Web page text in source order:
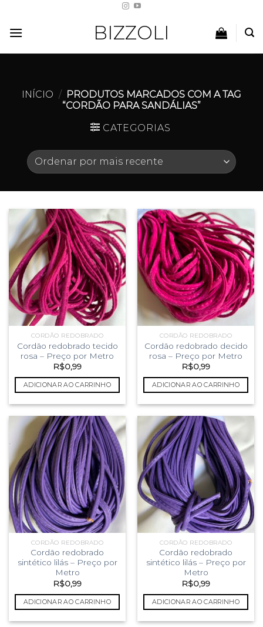
content
BIZZOLI
INÍCIO / PRODUTOS MARCADOS COM A TAG
“CORDÃO PARA SANDÁLIAS”
CATEGORIAS
CORDÃO REDOBRADO
Cordão redobrado tecido
rosa – Preço por Metro
R$0,99
ADICIONAR AO CARRINHO
CORDÃO REDOBRADO
Cordão redobrado decido
rosa – Preço por Metro
R$0,99
ADICIONAR AO CARRINHO
CORDÃO REDOBRADO
Cordão redobrado
sintético lilás – Preço por
Metro
R$0,99
ADICIONAR AO CARRINHO
CORDÃO REDOBRADO
Cordão redobrado
sintético lilás – Preço por
Metro
R$0,99
ADICIONAR AO CARRINHO